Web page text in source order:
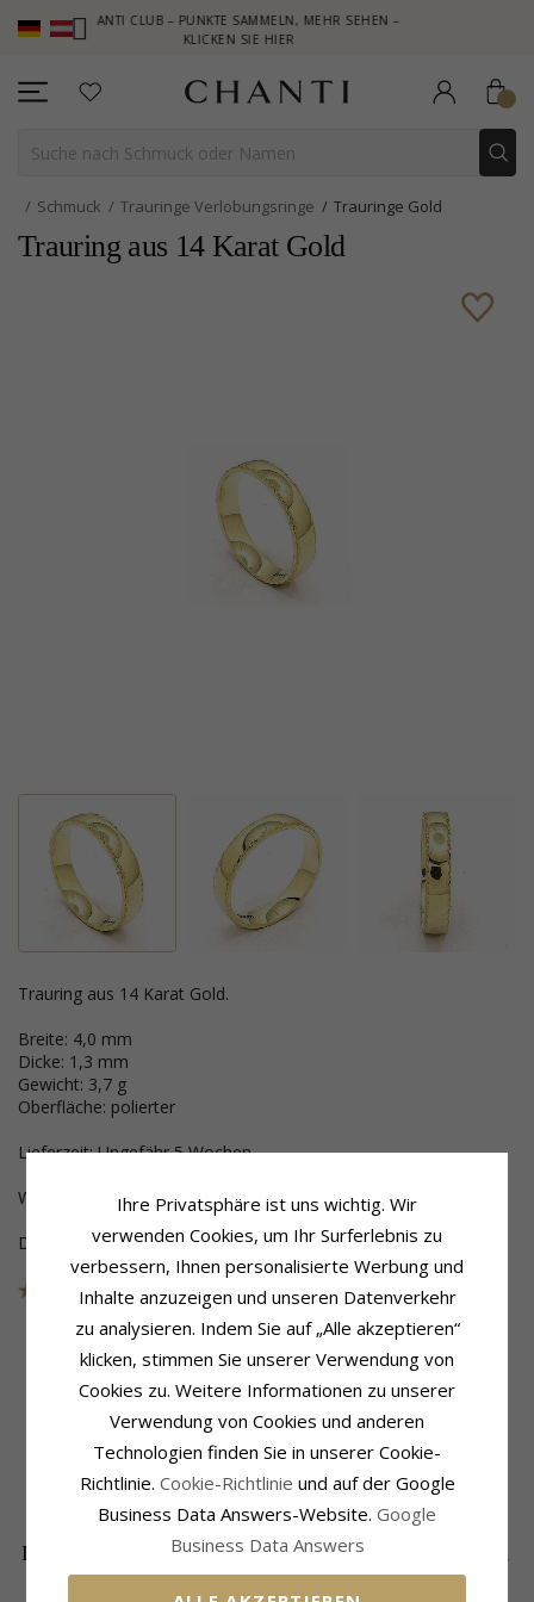
CHANTI CLUB – PUNKTE SAMMELN, MEHR SEHEN –
KLICKEN SIE HIER
Schmuck Trauringe Verlobungsringe Trauringe Gold
Trauring aus 14 Karat Gold
Trauring aus 14 Karat Gold.
Breite: 4,0 mm
Dicke: 1,3 mm
Gewicht: 3,7 g
Oberfläche: polierter
Lieferzeit: Ungefähr 5 Wochen
Wenn Sie eine Gravur wünschen - wähle das unten aus.
Dieser Schmuck wurde aus der Sammlung genommen
Artikelnummer 426G40 AUS DER KOLLEKTION
Produktinformation
Trauring
14
Oberfläche:Polierter
Ringschiene
Breite:4,0 mm
Dicke:
Lieferzeit: Ungefähr 5 Wochen
DIE BELIEBTESTEN PRODUKTE IN DER
KATEGORIE
Ihre Privatsphäre ist uns wichtig. Wir
verwenden Cookies, um Ihr Surferlebnis zu
verbessern, Ihnen personalisierte Werbung und
Inhalte anzuzeigen und unseren Datenverkehr
zu analysieren. Indem Sie auf „Alle akzeptieren“
klicken, stimmen Sie unserer Verwendung von
Cookies zu. Weitere Informationen zu unserer
Verwendung von Cookies und anderen
Technologien finden Sie in unserer Cookie-
Richtlinie. Cookie-Richtlinie und auf der Google
Business Data Answers-Website. Google
Business Data Answers